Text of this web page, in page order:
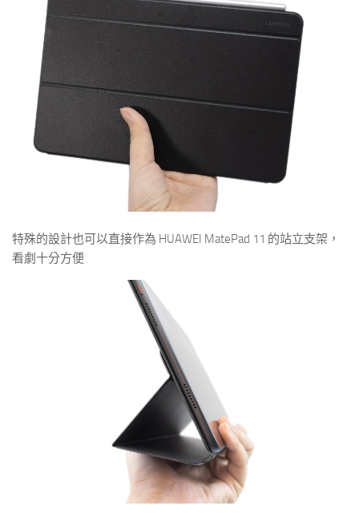
特殊的設計也可以直接作為 HUAWEI MatePad 11 的站立支架，
看劇十分方便